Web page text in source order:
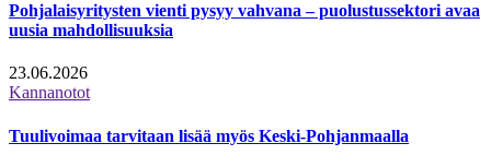
Pohjalaisyritysten vienti pysyy vahvana – puolustussektori avaa
uusia mahdollisuuksia
23.06.2026
Kannanotot
Tuulivoimaa tarvitaan lisää myös Keski-Pohjanmaalla